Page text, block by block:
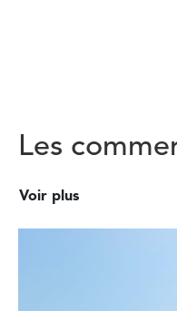
Les
Voir plus